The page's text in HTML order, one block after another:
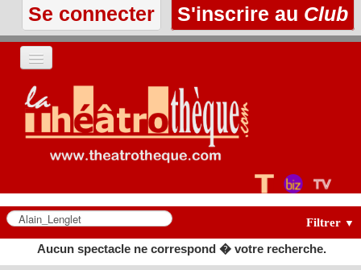
Se connecter S'inscrire au Club
ACCUEIL
LES TEXTES
LES ANNONCES
LE CLUB
Filtrer ▼
Aucun spectacle ne correspond � votre recherche.